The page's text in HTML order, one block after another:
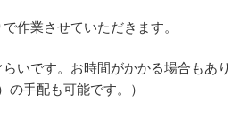
作業させていただきます。
らいです。お時間がかかる場合もあり
の手配も可能です。）